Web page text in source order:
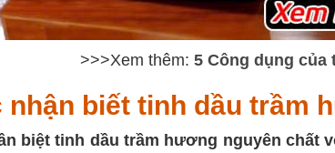
>>>Xem thêm: 5 Công dụng
nhận biết tinh dầu trầm
biệt tinh dầu trầm hương nguyên chất